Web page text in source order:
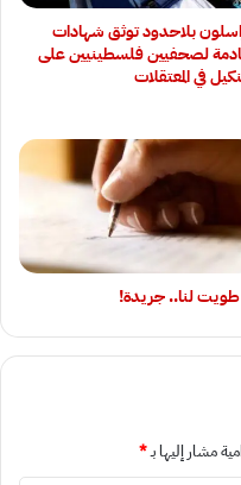
بلاحدود توثق شهادات
لصحفيين فلسطينيين على
في المعتقلات
طويت لنا.. جريدة!
مشار إليها بـ*